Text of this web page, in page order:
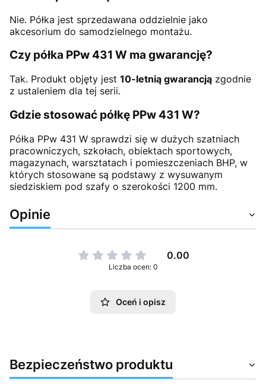
Nie. Półka jest sprzedawana oddzielnie jako
akcesorium do samodzielnego montażu.
Czy półka PPw 431 W ma gwarancję?
Tak. Produkt objęty jest 10-letnią gwarancją zgodnie
z ustaleniem dla tej serii.
Gdzie stosować półkę PPw 431 W?
Półka PPw 431 W sprawdzi się w dużych szatniach
pracowniczych, szkołach, obiektach sportowych,
magazynach, warsztatach i pomieszczeniach BHP, w
których stosowane są podstawy z wysuwanym
siedziskiem pod szafy o szerokości 1200 mm.
Opinie
0.00
Liczba ocen: 0
Oceń i opisz
Bezpieczeństwo produktu